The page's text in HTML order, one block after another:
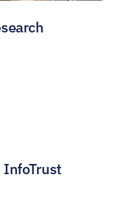
InfoTrust